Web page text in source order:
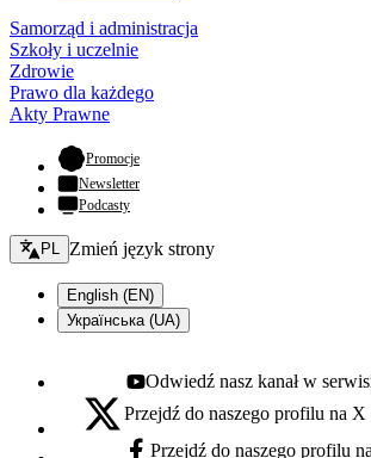
Samorząd i administracja
Szkoły i uczelnie
Zdrowie
Prawo dla każdego
Akty Prawne
Promocje- otwiera się w nowej karcie
Newsletter
Podcasty
Zmień język - bieżący:
PL Zmień język strony
English (EN)
Українська (UA)
Youtube - otwiera się w nowej karcie
Odwiedź nasz kanał w
X - otwiera się w nowej karcie
Przejdź do naszego profilu na
Przejdź do naszego profilu